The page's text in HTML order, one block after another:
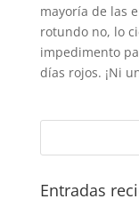
mayoría de las
rotundo no, lo
impedimento
días rojos. ¡Ni
Entradas